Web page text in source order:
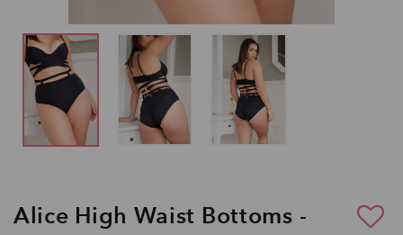
Alice High Waist Bottoms -